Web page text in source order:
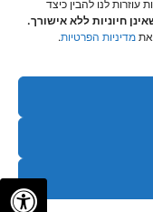
עוזרות לנו להבין כיצד
חיוניות ללא אישורך.
את מדיניות הפרטיות.